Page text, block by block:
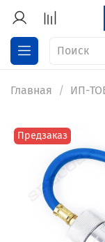
Главная ИП-
Предзаказ